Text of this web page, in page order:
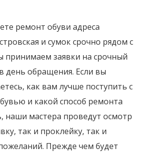
ремонт обуви адреса
и сумок срочно рядом с
принимаем заявки на срочный
день обращения. Если вы
как вам лучше поступить с
и какой способ ремонта
наши мастера проведут осмотр
так и проклейку, так и
Прежде чем будет